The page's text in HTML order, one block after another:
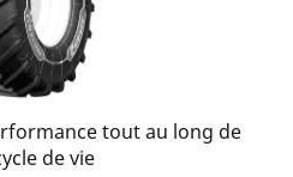
tout au long de
de vie